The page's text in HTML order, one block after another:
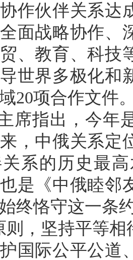
作伙伴关系达
面战略协作、
、教育、科技
世界多极化和
20项合作文件
席指出，今年
，中俄关系定
系的历史最
是《中俄睦邻
终恪守这一条
则，坚持平等
国际公平公道